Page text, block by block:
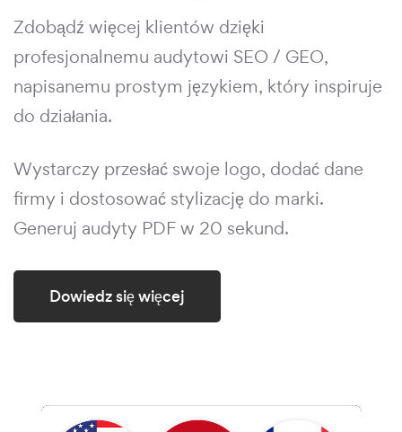
Zdobądź więcej klientów dzięki
profesjonalnemu audytowi SEO / GEO,
napisanemu prostym językiem, który inspiruje
do działania.
Wystarczy przesłać swoje logo, dodać dane
firmy i dostosować stylizację do marki.
Generuj audyty PDF w 20 sekund.
Dowiedz się więcej